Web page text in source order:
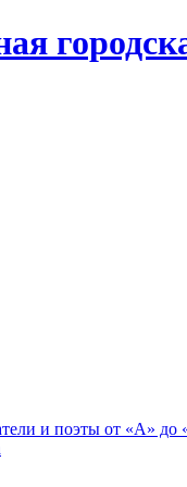
и поэты от «А» до